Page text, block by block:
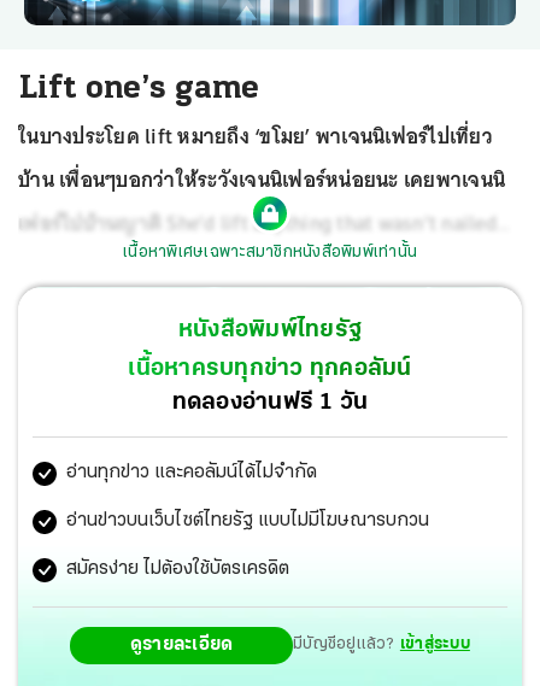
Lift one’s game
ในบางประโยค lift หมายถึง ‘ขโมย’ พาเจนนิเฟอร์ไปเที่ยว
บ้าน เพื่อนๆบอกว่าให้ระวังเจนนิเฟอร์หน่อยนะ เคยพาเจนนิ
เฟอร์ไปบ้านญาติ She’d lift anything that wasn’t nailed
down! เธอขโมยทุกอย่างที่ไม่ได้ถูกตอกตะปูติดกับพื้น
นอกจากนั้น lift ยังหมายถึง ‘ไปส่งที่ใดที่หนึ่งด้วยยาน
พาหนะ’ เห็นสาวสวยเดินอยู่ริมถนน เมลวินจอดรถแล้ว
ตะโกนบอกว่า I can give you a lift home. ผมขับรถพาไปส่ง
บ้านได้นะครับ
เนื้อหาพิเศษเฉพาะสมาชิกหนังสือพิมพ์เท่านั้น
หนังสือพิมพ์ไทยรัฐ
เนื้อหาครบทุกข่าว ทุกคอลัมน์
ทดลองอ่านฟรี 1 วัน
อ่านทุกข่าว และคอลัมน์ได้ไม่จำกัด
อ่านข่าวบนเว็บไซต์ไทยรัฐ แบบไม่มีโฆษณารบกวน
สมัครง่าย ไม่ต้องใช้บัตรเครดิต
ดูรายละเอียด มีบัญชีอยู่แล้ว? เข้าสู่ระบบ